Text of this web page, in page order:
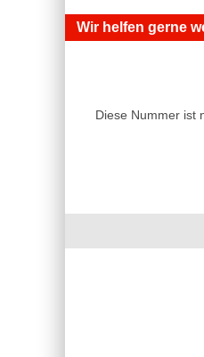
Wir helfen gerne
Diese Nummer ist